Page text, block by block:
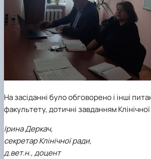
На засіданні було обговорено і інші
факультету, дотичні завданням
Ірина Деркач,
секретар Клінічної ради,
д.вет.н., доцент